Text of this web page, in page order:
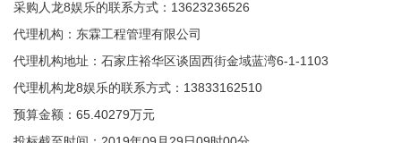
采购人龙8娱乐的联系方式：13623236526
代理机构：东霖工程管理有限公司
代理机构地址：石家庄裕华区谈固西街金域蓝湾6-1-1103
代理机构龙8娱乐的联系方式：13833162510
预算金额：65.40279万元